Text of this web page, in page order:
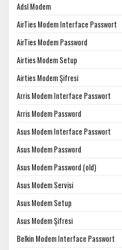
Adsl Modem
AirTies Modem Interface Passwort
AirTies Modem Password
Airties Modem Setup
Airties Modem Şifresi
Arris Modem Interface Passwort
Arris Modem Password
Asus Modem Interface Passwort
Asus Modem Password
Asus Modem Password (old)
Asus Modem Servisi
Asus Modem Setup
Asus Modem Şifresi
Belkin Modem Interface Passwort